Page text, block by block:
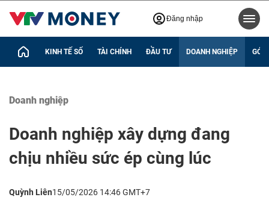
Đăng nhập
KINH TẾ SỐ TÀI CHÍNH ĐẦU TƯ DOANH NGHIỆP GÓC
Doanh nghiệp
Doanh nghiệp xây dựng đang
chịu nhiều sức ép cùng lúc
Quỳnh Liên15/05/2026 14:46 GMT+7